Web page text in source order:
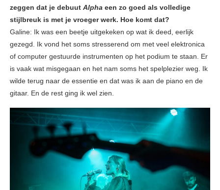
zeggen dat je debuut Alpha een zo goed als volledige
stijlbreuk is met je vroeger werk. Hoe komt dat?
Galine: Ik was een beetje uitgekeken op wat ik deed, eerlijk
gezegd. Ik vond het soms stresserend om met veel elektronica
of computer gestuurde instrumenten op het podium te staan. Er
is vaak wat misgegaan en het nam soms het spelplezier weg. Ik
wilde terug naar de essentie en dat was ik aan de piano en de
gitaar. En de rest ging ik wel zien.